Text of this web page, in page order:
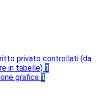
privato controllati (da
in tabelle) 1
grafica 1